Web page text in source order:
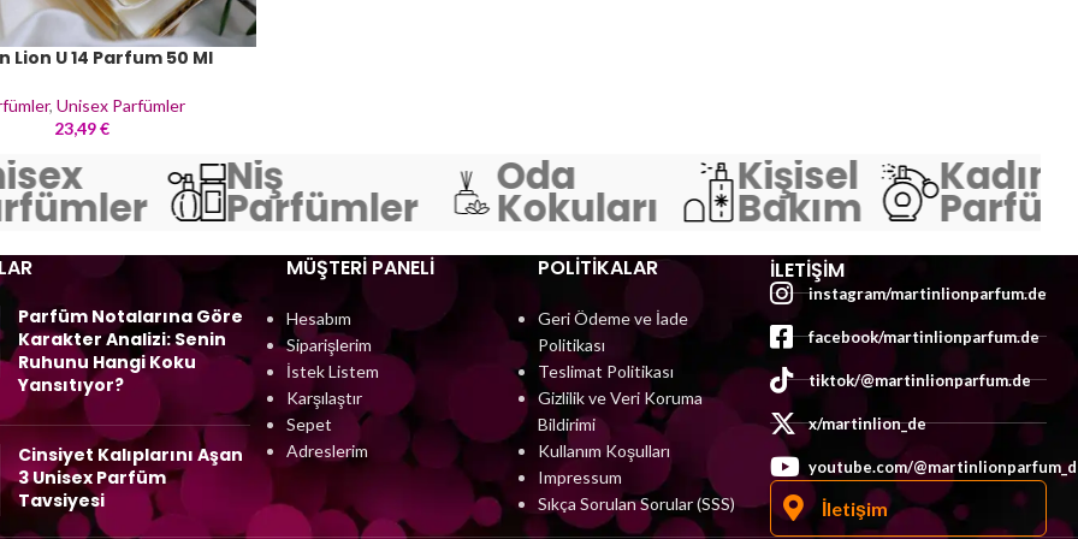
Lion U 14 Parfum 50 Ml
,Unisex Parfümler
23,49€
Niş
Parfümler
Oda
Kokuları
Kişisel
Bakım
Kadın
Parfüm Notalarına Göre
Karakter Analizi: Senin
Ruhunu Hangi Koku
Yansıtıyor?
Cinsiyet Kalıplarını Aşan
3 Unisex Parfüm
Tavsiyesi
MÜŞTERI PANELI
Hesabım
Siparişlerim
İstek Listem
Karşılaştır
Sepet
Adreslerim
POLİTİKALAR
Geri Ödeme ve İade
Politikası
Teslimat Politikası
Gizlilik ve Veri Koruma
Bildirimi
Kullanım Koşulları
Impressum
Sıkça Sorulan Sorular (SSS)
İLETIŞIM
instagram/martinlionparfum.de
facebook/martinlionparfum.de
tiktok/@martinlionparfum.de
x/martinlion_de
youtube.com/
İletişim